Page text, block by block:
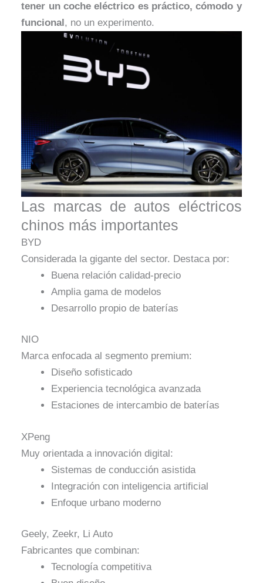
tener un coche eléctrico es práctico, cómodo y
funcional, no un experimento.
Las marcas de autos eléctricos
chinos más importantes
BYD
Considerada la gigante del sector. Destaca por:
Buena relación calidad-precio
Amplia gama de modelos
Desarrollo propio de baterías
NIO
Marca enfocada al segmento premium:
Diseño sofisticado
Experiencia tecnológica avanzada
Estaciones de intercambio de baterías
XPeng
Muy orientada a innovación digital:
Sistemas de conducción asistida
Integración con inteligencia artificial
Enfoque urbano moderno
Geely, Zeekr, Li Auto
Fabricantes que combinan:
Tecnología competitiva